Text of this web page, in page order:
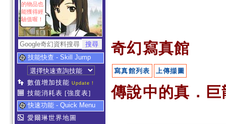
的物品也
能獲得經
驗值喔！
技能快查 - Skill Jump
數值增加技能 Update !
技能消耗表 [強度表]
快速功能 - Quick Menu
愛爾琳世界地圖
奇幻寫真館
寫真館列表 上傳擷圖
傳說中的真．